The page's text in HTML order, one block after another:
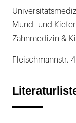
Mund- und
Zahnmedizin &
Fleischmannstr.